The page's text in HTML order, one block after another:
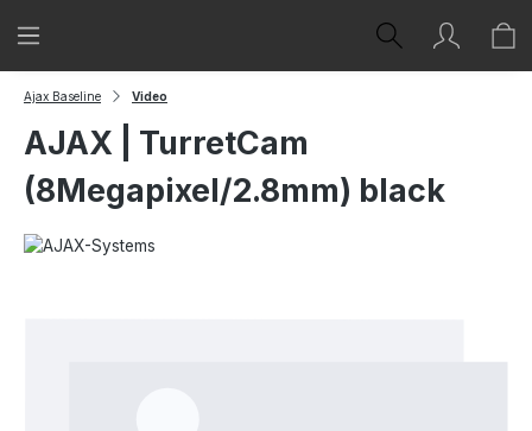
Zum Hauptinhalt springen
Ajax Baseline Video
AJAX | TurretCam
(8Megapixel/2.8mm) black